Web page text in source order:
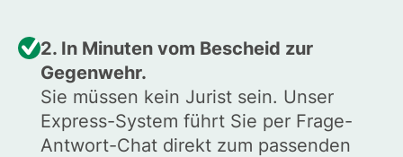
2. In Minuten vom Bescheid zur
Gegenwehr.
Sie müssen kein Jurist sein. Unser
Express-System führt Sie per Frage-
Antwort-Chat direkt zum passenden